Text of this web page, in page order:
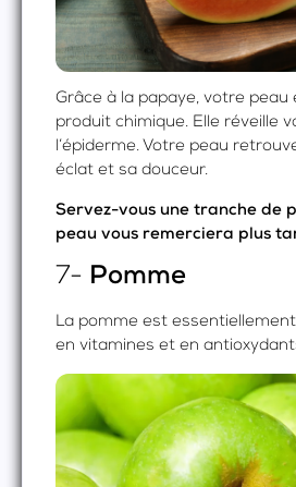
Grâce à la papaye, votre peau
produit chimique. Elle réveille
l’épiderme. Votre peau
éclat et sa douceur.
Servez-vous une tranche de
peau vous remerciera plus
7- Pomme
La pomme est
en vitamines et en